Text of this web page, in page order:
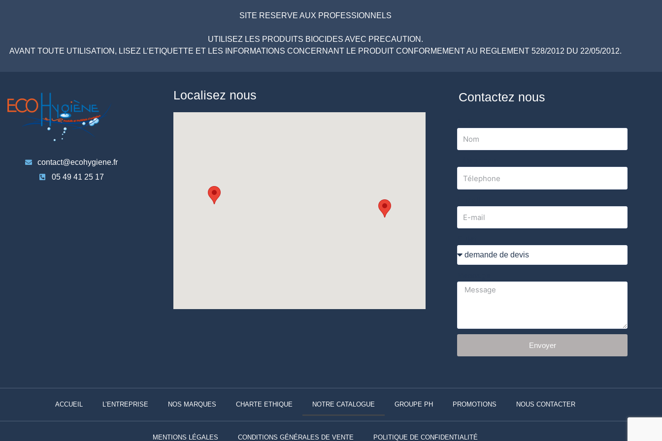
SITE RESERVE AUX PROFESSIONNELS
UTILISEZ LES PRODUITS BIOCIDES AVEC PRECAUTION.
AVANT TOUTE UTILISATION, LISEZ L’ETIQUETTE ET LES INFORMATIONS CONCERNANT LE PRODUIT CONFORMEMENT AU REGLEMENT 528/2012 DU 22/05/2012.
contact@ecohygiene.fr
05 49 41 25 17
Localisez nous Contactez nous
Envoyer
ACCUEIL L’ENTREPRISE NOS MARQUES CHARTE ETHIQUE NOTRE CATALOGUE GROUPE PH PROMOTIONS NOUS CONTACTER
MENTIONS LÉGALES CONDITIONS GÉNÉRALES DE VENTE POLITIQUE DE CONFIDENTIALITÉ